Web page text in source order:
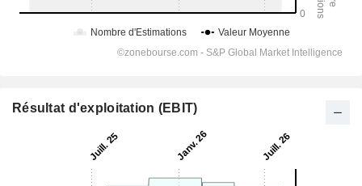
Résultat d'exploitation (EBIT)